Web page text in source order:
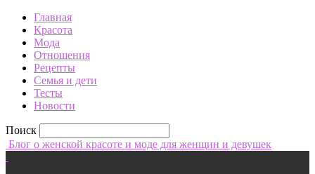
Главная
Красота
Мода
Отношения
Рецепты
Семья и дети
Тесты
Новости
Поиск
Блог о женской красоте и моде для женщин и девушек